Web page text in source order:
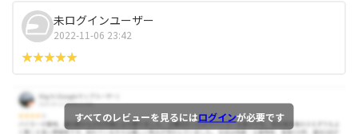
未ログインユーザー
2022-11-06 23:42
すべてのレビューを見るにはログインが必要です